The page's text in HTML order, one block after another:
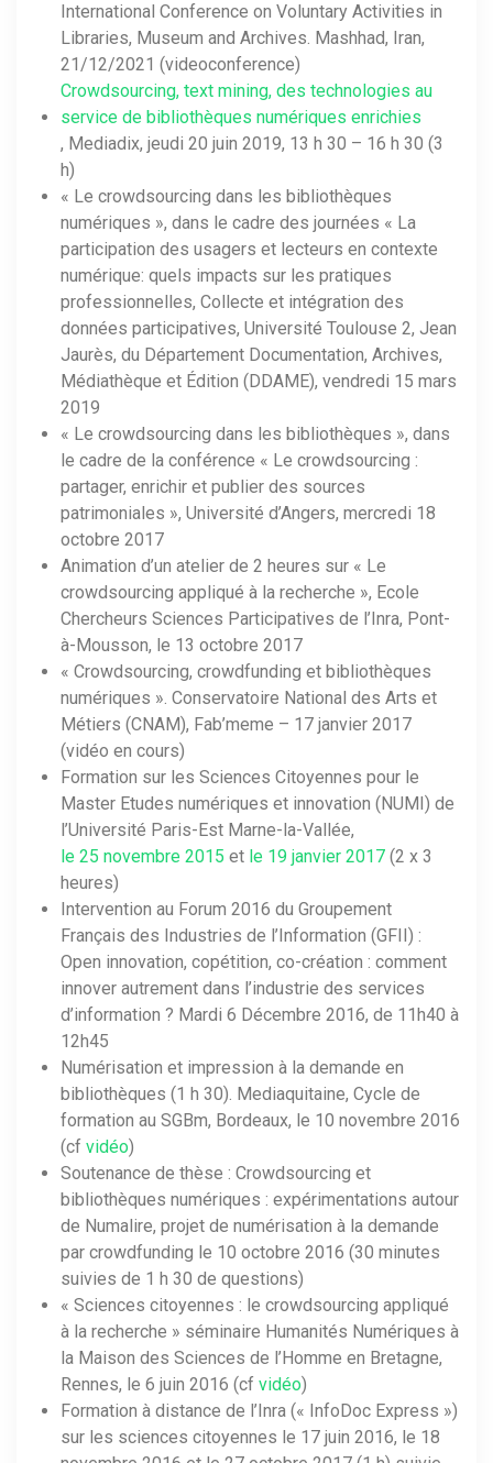
International Conference on Voluntary Activities in
Libraries, Museum and Archives. Mashhad, Iran,
21/12/2021 (videoconference)
Crowdsourcing, text mining, des technologies au
service de bibliothèques numériques enrichies
, Mediadix, jeudi 20 juin 2019, 13 h 30 – 16 h 30 (3
h)
« Le crowdsourcing dans les bibliothèques
numériques », dans le cadre des journées « La
participation des usagers et lecteurs en contexte
numérique: quels impacts sur les pratiques
professionnelles, Collecte et intégration des
données participatives, Université Toulouse 2, Jean
Jaurès, du Département Documentation, Archives,
Médiathèque et Édition (DDAME), vendredi 15 mars
2019
« Le crowdsourcing dans les bibliothèques », dans
le cadre de la conférence « Le crowdsourcing :
partager, enrichir et publier des sources
patrimoniales », Université d’Angers, mercredi 18
octobre 2017
Animation d’un atelier de 2 heures sur « Le
crowdsourcing appliqué à la recherche », Ecole
Chercheurs Sciences Participatives de l’Inra, Pont-
à-Mousson, le 13 octobre 2017
« Crowdsourcing, crowdfunding et bibliothèques
numériques ». Conservatoire National des Arts et
Métiers (CNAM), Fab’meme – 17 janvier 2017
(vidéo en cours)
Formation sur les Sciences Citoyennes pour le
Master Etudes numériques et innovation (NUMI) de
l’Université Paris-Est Marne-la-Vallée,
le 25 novembre 2015 et le 19 janvier 2017 (2 x 3
heures)
Intervention au Forum 2016 du Groupement
Français des Industries de l’Information (GFII) :
Open innovation, copétition, co-création : comment
innover autrement dans l’industrie des services
d’information ? Mardi 6 Décembre 2016, de 11h40 à
12h45
Numérisation et impression à la demande en
bibliothèques (1 h 30). Mediaquitaine, Cycle de
formation au SGBm, Bordeaux, le 10 novembre 2016
(cf vidéo)
Soutenance de thèse : Crowdsourcing et
bibliothèques numériques : expérimentations autour
de Numalire, projet de numérisation à la demande
par crowdfunding le 10 octobre 2016 (30 minutes
suivies de 1 h 30 de questions)
« Sciences citoyennes : le crowdsourcing appliqué
à la recherche » séminaire Humanités Numériques à
la Maison des Sciences de l’Homme en Bretagne,
Rennes, le 6 juin 2016 (cf vidéo)
Formation à distance de l’Inra (« InfoDoc Express »)
sur les sciences citoyennes le 17 juin 2016, le 18